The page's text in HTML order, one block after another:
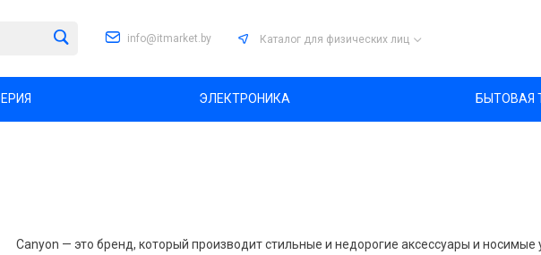
info@itmarket.by Каталог для физических лиц
ЭЛЕКТРОНИКА БЫТОВАЯ
Canyon — это бренд, который производит стильные и недорогие аксессуары и носимые